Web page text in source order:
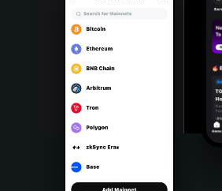
Português (Portugal)
Bahasa Indonesia
Português (Brasil)